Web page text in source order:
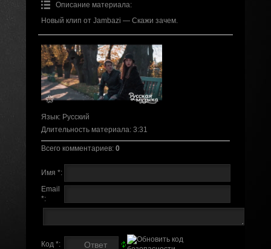
Описание материала:
Новый клип от Jambazi — Скажи зачем.
Язык: Русский
Длительность материала: 3:31
Всего комментариев: 0
Имя *:
Email
*:
Код *: